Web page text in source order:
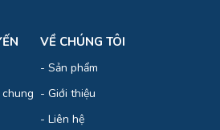
VỀ CHÚNG TÔI
- Sản phẩm
- Giới thiệu
- Liên hệ